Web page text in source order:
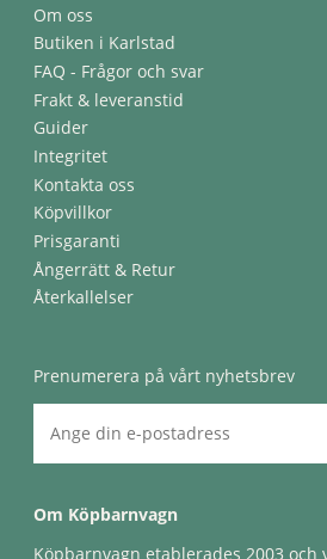
Om oss
Butiken i Karlstad
FAQ - Frågor och svar
Frakt & leveranstid
Guider
Integritet
Kontakta oss
Köpvillkor
Prisgaranti
Ångerrätt & Retur
Återkallelser
Prenumerera på vårt nyhetsbrev
Om Köpbarnvagn
Köpbarnvagn etablerades 2003 och